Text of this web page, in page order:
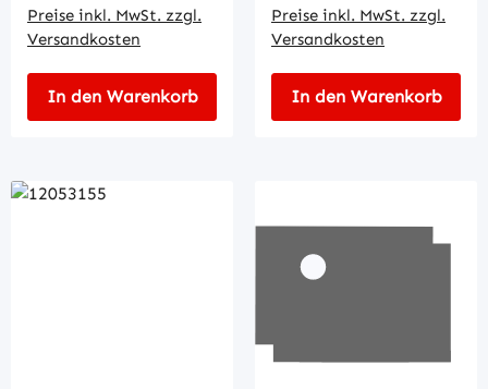
Preise inkl. MwSt. zzgl.
Versandkosten
In den Warenkorb
Preise inkl. MwSt. zzgl.
Versandkosten
In den Warenkorb